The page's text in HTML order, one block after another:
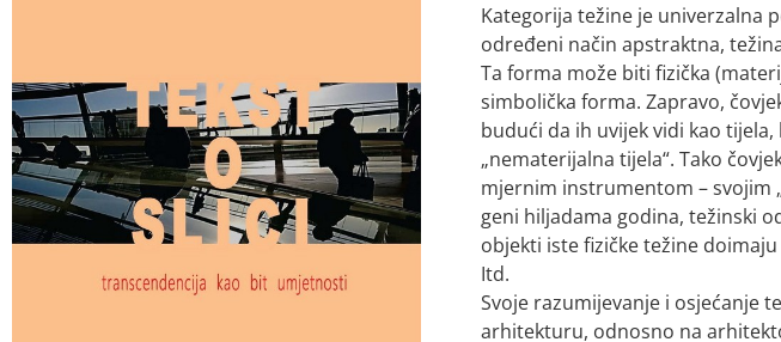
Kategorija težine je univerzalna
određeni način apstraktna,
Ta forma može biti fizička
simbolička forma. Zapravo,
budući da ih uvijek vidi kao
„nematerijalna tijela“. Tako
mjernim instrumentom – svojim
geni hiljadama godina, težinski
objekti iste fizičke težine
Itd.
Svoje razumijevanje i osjećanje
arhitekturu, odnosno na